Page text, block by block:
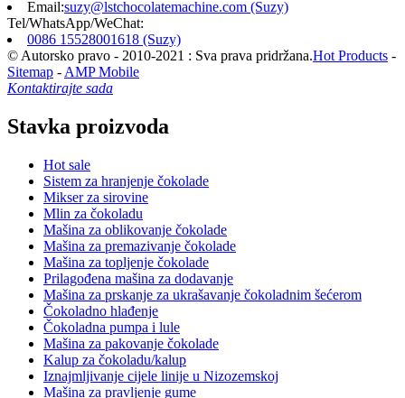
Email:suzy@lstchocolatemachine.com (Suzy)
Tel/WhatsApp/WeChat:
0086 15528001618 (Suzy)
© Autorsko pravo - 2010-2021 : Sva prava pridržana.Hot Products -
Sitemap - AMP Mobile
Kontaktirajte sada
Stavka proizvoda
Hot sale
Sistem za hranjenje čokolade
Mikser za sirovine
Mlin za čokoladu
Mašina za oblikovanje čokolade
Mašina za premazivanje čokolade
Mašina za topljenje čokolade
Prilagođena mašina za dodavanje
Mašina za prskanje za ukrašavanje čokoladnim šećerom
Čokoladno hlađenje
Čokoladna pumpa i lule
Mašina za pakovanje čokolade
Kalup za čokoladu/kalup
Iznajmljivanje cijele linije u Nizozemskoj
Mašina za pravljenje gume